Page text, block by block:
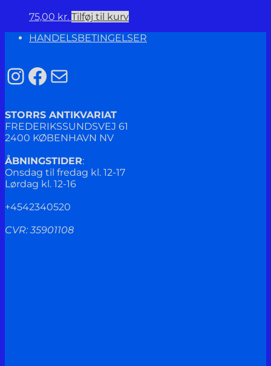
75,00 kr. Tilføj til kurv
HANDELSBETINGELSER
Instagram
Facebook
Mail
STORRS ANTIKVARIAT
FREDERIKSSUNDSVEJ 61
2400 KØBENHAVN NV
ÅBNINGSTIDER:
Onsdag til fredag kl. 12-17
Lørdag kl. 12-16
+4542340520
CVR: 35901108